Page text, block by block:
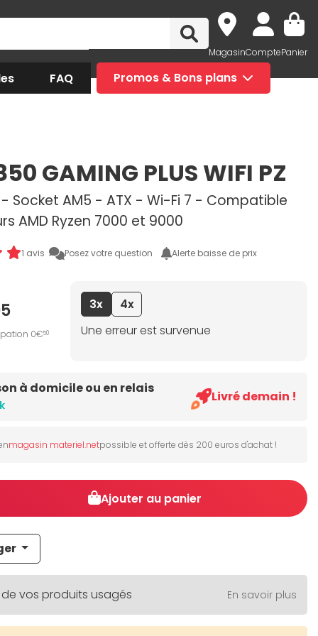
MagasinComptePanier
FAQ Promos & Bons plans
GAMING PLUS WIFI PZ
- Socket AM5 - ATX - Wi-Fi 7 - Compatible
AMD Ryzen 7000 et 9000
1 avis Posez votre question Alerte baisse de prix
0€50
3x
4x
Une erreur est survenue
à domicile ou en relais
Livré demain !
magasin materiel.netpossible et offerte dès 200 euros d'achat !
Ajouter au panier
de vos produits usagés En savoir plus